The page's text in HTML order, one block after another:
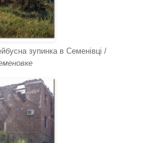
зупинка в Семенівці /